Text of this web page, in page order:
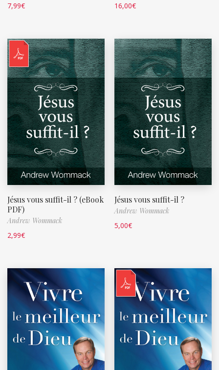
7,99€
16,00€
Jésus vous suffit-il ? (eBook
PDF)
Andrew Wommack
2,99€
Jésus vous suffit-il ?
Andrew Wommack
5,00€